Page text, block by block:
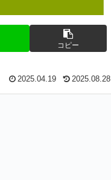
コピー
2025.04.19 2025.08.28